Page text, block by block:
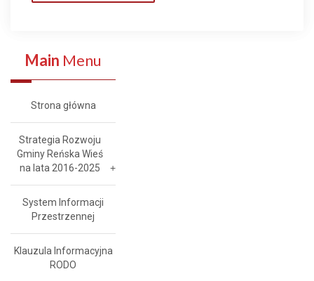
Main Menu
Strona główna
Strategia Rozwoju
Gminy Reńska Wieś
na lata 2016-2025
System Informacji
Przestrzennej
Klauzula Informacyjna
RODO